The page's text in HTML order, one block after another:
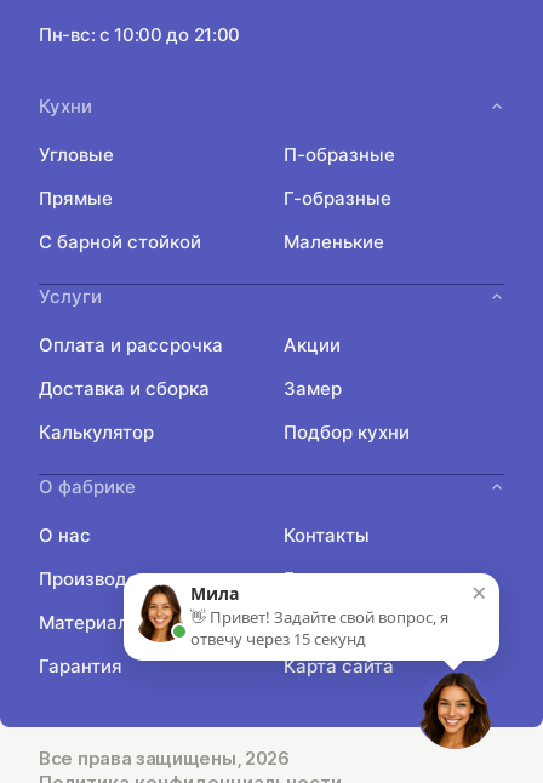
Пн-вс: с 10:00 до 21:00
Кухни
Угловые
П-образные
Прямые
Г-образные
С барной стойкой
Маленькие
Услуги
Оплата и рассрочка
Акции
Доставка и сборка
Замер
Калькулятор
Подбор кухни
О фабрике
О нас
Контакты
Производство
Блог
Материалы
Отзывы
Гарантия
Карта сайта
Все права защищены, 2026
×
Мила
👋 Привет! Задайте свой вопрос, я
отвечу через 15 секунд